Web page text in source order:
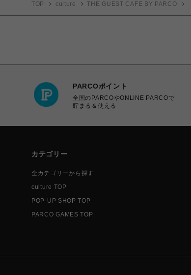
TOP culture THE GUEST CAFE BY PARCO
PARCOポイント
全国のPARCOやONLINE PARCOで
貯まる＆使える
カテゴリー
全カテゴリーから探す
culture TOP
POP-UP SHOP TOP
PARCO GAMES TOP